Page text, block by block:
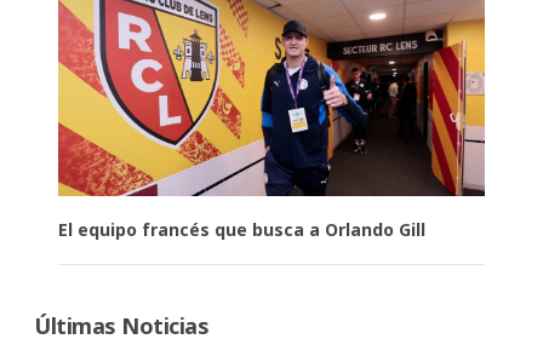
El equipo francés que busca a Orlando Gill
Últimas Noticias